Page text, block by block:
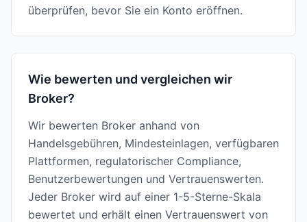
überprüfen, bevor Sie ein Konto eröffnen.
Wie bewerten und vergleichen wir
Broker?
Wir bewerten Broker anhand von
Handelsgebühren, Mindesteinlagen, verfügbaren
Plattformen, regulatorischer Compliance,
Benutzerbewertungen und Vertrauenswerten.
Jeder Broker wird auf einer 1-5-Sterne-Skala
bewertet und erhält einen Vertrauenswert von